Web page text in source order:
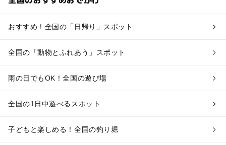
おすすめ！全国の「日帰り」スポット
全国の「動物とふれあう」スポット
雨の日でもOK！全国の遊び場
全国の1日中遊べるスポット
子どもと楽しめる！全国の釣り堀